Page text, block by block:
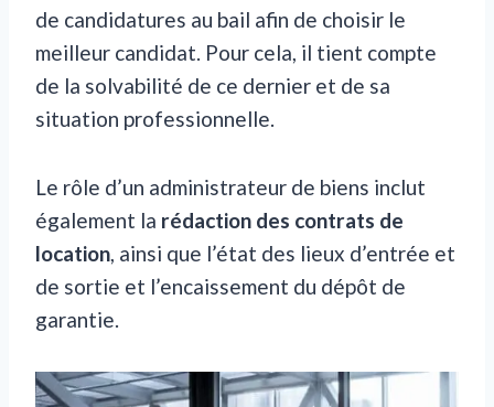
de candidatures au bail afin de choisir le
meilleur candidat. Pour cela, il tient compte
de la solvabilité de ce dernier et de sa
situation professionnelle.
Le rôle d’un administrateur de biens inclut
également la rédaction des contrats de
location, ainsi que l’état des lieux d’entrée et
de sortie et l’encaissement du dépôt de
garantie.